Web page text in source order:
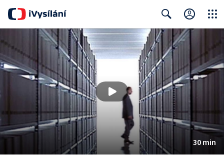
Search
30 min